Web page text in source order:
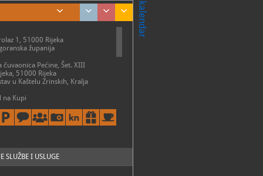
kalendar
1, 51000 Rijeka
županija
čuvaonica Pećine, Šet. XIII
51000 Rijeka
u Kaštelu Zrinskih, Kralja
na Kupi
- nedelja: 9 - 20 h
u Kaštelu Zrinskih, Brod na
SLUŽBE I USLUGE